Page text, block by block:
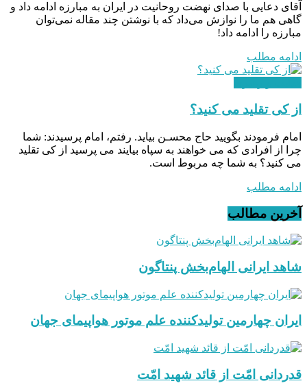
آقای دعایی با صدای نهضت روحانیت در ایران به مبارزه ادامه داد و
گاهی هم ما را نوازش می‌داد که با نوشتن چند مقاله نمی‌توان
مبارزه را ادامه داد!
ادامه مطلب
از کی تقلید می کنید؟
امام فرمودند بگویید حاج محسـن بیاید. رفتم، امام پرسیدند: شما
چرا از افرادی که می خواهند به سپاه بیایند می پرسید از کی تقلید
می کنید؟ به شما چه مربوط است.
ادامه مطلب
آخرین مطالب
شاهد ایرانی الهام‌بخش پنتاگون
ایران چهارمین تولیدکننده علم موتور هواپیمای جهان
قدردانی امّت از قائد شهید امّت